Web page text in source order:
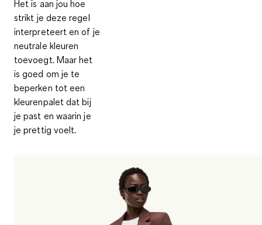
Het is aan jou hoe
strikt je deze regel
interpreteert en of je
neutrale kleuren
toevoegt. Maar het
is goed om je te
beperken tot een
kleurenpaletdat bij
je past en waarin je
je prettig voelt.